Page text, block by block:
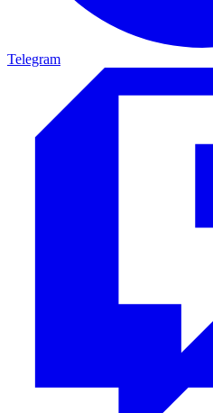
Telegram